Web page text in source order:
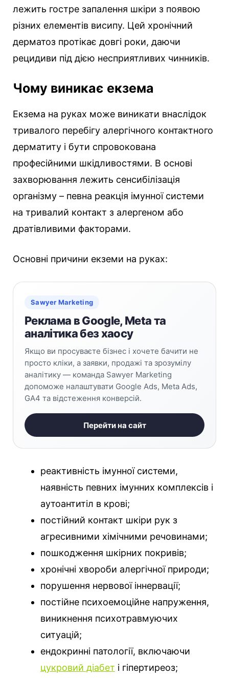
лежить гостре запалення шкіри з появою
різних елементів висипу. Цей хронічний
дерматоз протікає довгі роки, даючи
рецидиви під дією несприятливих чинників.
Чому виникає екзема
Екзема на руках може виникати внаслідок
тривалого перебігу алергічного контактного
дерматиту і бути спровокована
професійними шкідливостями. В основі
захворювання лежить сенсибілізація
організму – певна реакція імунної системи
на тривалий контакт з алергеном або
дратівливими факторами.
Основні причини екземи на руках:
Sawyer Marketing
Реклама в Google, Meta та
аналітика без хаосу
Якщо ви просуваєте бізнес і хочете бачити не
просто кліки, а заявки, продажі та зрозумілу
аналітику — команда Sawyer Marketing
допоможе налаштувати Google Ads, Meta Ads,
GA4 та відстеження конверсій.
Перейти на сайт
реактивність імунної системи,
наявність певних імунних комплексів і
аутоантитіл в крові;
постійний контакт шкіри рук з
агресивними хімічними речовинами;
пошкодження шкірних покривів;
хронічні хвороби алергічної природи;
порушення нервової іннервації;
постійне психоемоційне напруження,
виникнення психотравмуючих
ситуацій;
ендокринні патології, включаючи
цукровий діабет і гіпертиреоз;